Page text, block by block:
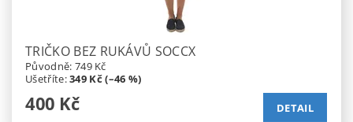
TRIČKO BEZ RUKÁVŮ SOCCX
Původně: 749 Kč
Ušetříte:349 Kč (–46 %)
400 Kč DETAIL